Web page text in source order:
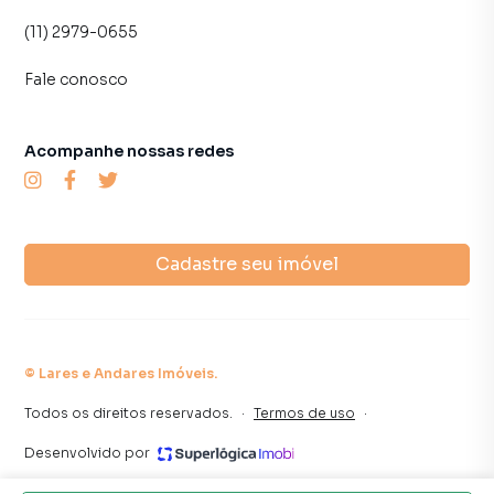
(11) 2979-0655
Fale conosco
Cadastre seu imóvel
Acompanhe nossas redes
© Lares e Andares Imóveis.
Todos os direitos reservados. · Termos de uso ·
Desenvolvido por